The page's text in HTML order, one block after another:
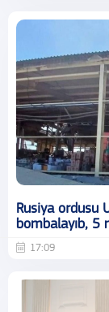
Rusiya ordusu
bombalayıb, 5
17:09